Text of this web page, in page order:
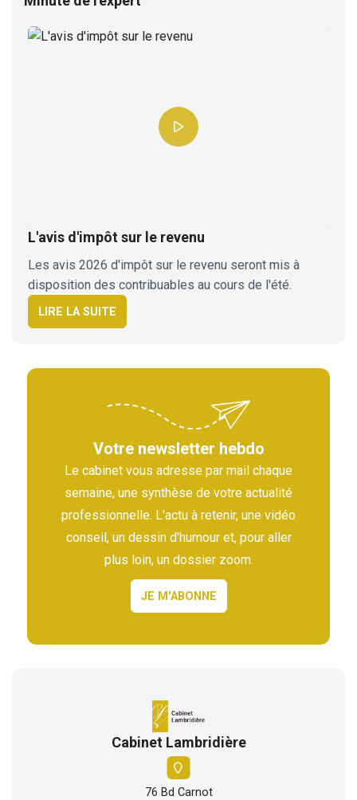
L'avis d'impôt sur le revenu
Les avis 2026 d'impôt sur le revenu seront mis à
disposition des contribuables au cours de l'été.
LIRE LA SUITE
Votre newsletter hebdo
Le cabinet vous adresse par mail chaque
semaine, une synthèse de votre actualité
professionnelle. L'actu à retenir, une vidéo
conseil, un dessin d'humour et, pour aller
plus loin, un dossier zoom.
JE M'ABONNE
Cabinet Lambridière
76 Bd Carnot